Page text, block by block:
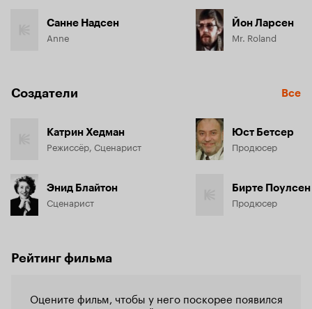
Санне Надсен
Anne
Йон Ларсен
Mr. Roland
Создатели Все
Катрин Хедман
Режиссёр, Сценарист
Энид Блайтон
Сценарист
Юст Бетсер
Продюсер
Бирте Поулсен
Продюсер
Рейтинг фильма
Оцените фильм, чтобы у него поскорее появился